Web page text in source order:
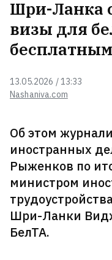
Nashaniva.com
13.05.2026 / 13:33
Шри-Ланка
визы для
Об этом
иностранных
Рыженков по
министром
Шри-Ланки
БелТА.
Вдова Никиты
впервые публично
ночи его смерти
Создатели Patriot
Киев может
В Колумбии
землетрясение,
В Беларуси нашли
швейцарских Альп